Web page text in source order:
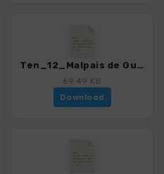
Ten_12_Malpais de Guimar.gpx
69.49 KB
Download